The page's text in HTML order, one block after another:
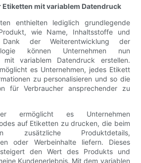
mit variablem Datendruck
enthielten lediglich grundlegende
wie Name, Inhaltsstoffe und
Dank der Weiterentwicklung der
können Unternehmen nun
mit variablem Datendruck erstellen.
es Unternehmen, jedes Etikett
zu personalisieren und so die
für Verbraucher ansprechender zu
ermöglicht es Unternehmen
auf Etiketten zu drucken, die beim
zusätzliche Produktdetails,
oder Werbeinhalte liefern. Dieses
den Wert des Produkts und
Kundenerlebnis. Mit dem variablen